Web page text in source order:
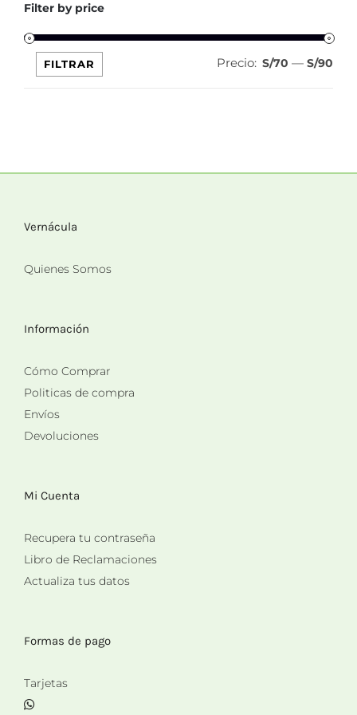
Filter by price
FILTRAR Precio: S/70 — S/90
Vernácula
Quienes Somos
Información
Cómo Comprar
Politicas de compra
Envíos
Devoluciones
Mi Cuenta
Recupera tu contraseña
Libro de Reclamaciones
Actualiza tus datos
Formas de pago
Tarjetas